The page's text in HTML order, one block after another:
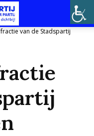
van de Stadspartij